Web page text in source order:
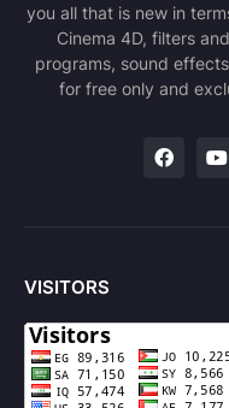
you all that is new in
Cinema 4D, filters
programs, sound
for free only and
VISITORS